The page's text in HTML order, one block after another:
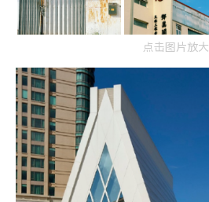
点击图片放大